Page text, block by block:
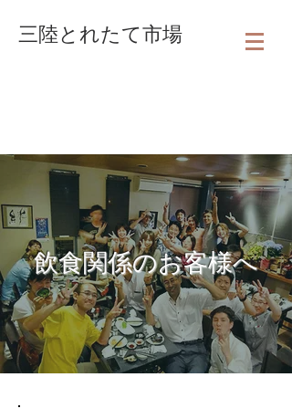
三陸とれたて市場
飲食関係のお客様へ